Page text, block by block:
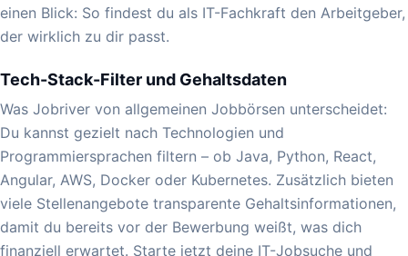
einen Blick: So findest du als IT-Fachkraft den Arbeitgeber,
der wirklich zu dir passt.
Tech-Stack-Filter und Gehaltsdaten
Was Jobriver von allgemeinen Jobbörsen unterscheidet:
Du kannst gezielt nach Technologien und
Programmiersprachen filtern – ob Java, Python, React,
Angular, AWS, Docker oder Kubernetes. Zusätzlich bieten
viele Stellenangebote transparente Gehaltsinformationen,
damit du bereits vor der Bewerbung weißt, was dich
finanziell erwartet. Starte jetzt deine IT-Jobsuche und